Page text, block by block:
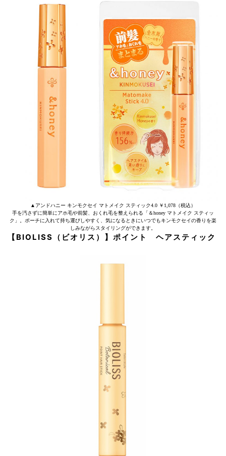
▲アンドハニー キンモクセイ マトメイク スティック4.0 ￥1,078（税込）
手を汚さずに簡単にアホ毛や前髪、おくれ毛を整えられる「＆honey マトメイク スティッ
ク」。ポーチに入れて持ち運びしやすく、気になるときにいつでもキンモクセイの香りを楽
しみながらスタイリングができます。
【BIOLISS（ビオリス）】ポイント ヘアスティック